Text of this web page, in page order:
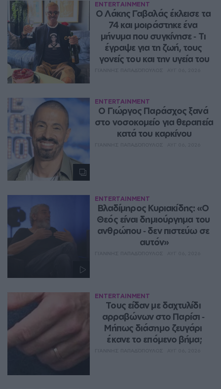
ENTERTAINMENT
Ο Λάκης Γαβαλάς έκλεισε τα
74 και μοιράστηκε ένα
μήνυμα που συγκίνησε ‑ Τι
έγραψε για τη ζωή, τους
γονείς του και την υγεία του
ENTERTAINMENT
O Γιώργος Παράσχος ξανά
στο νοσοκομείο για θεραπεία
κατά του καρκίνου
ENTERTAINMENT
Βλαδίμηρος Κυριακίδης: «Ο
Θεός είναι δημιούργημα του
ανθρώπου ‑ δεν πιστεύω σε
αυτόν»
ENTERTAINMENT
Τους είδαν με δαχτυλίδι
αρραβώνων στο Παρίσι ‑
Μήπως διάσημο ζευγάρι
έκανε το επόμενο βήμα;